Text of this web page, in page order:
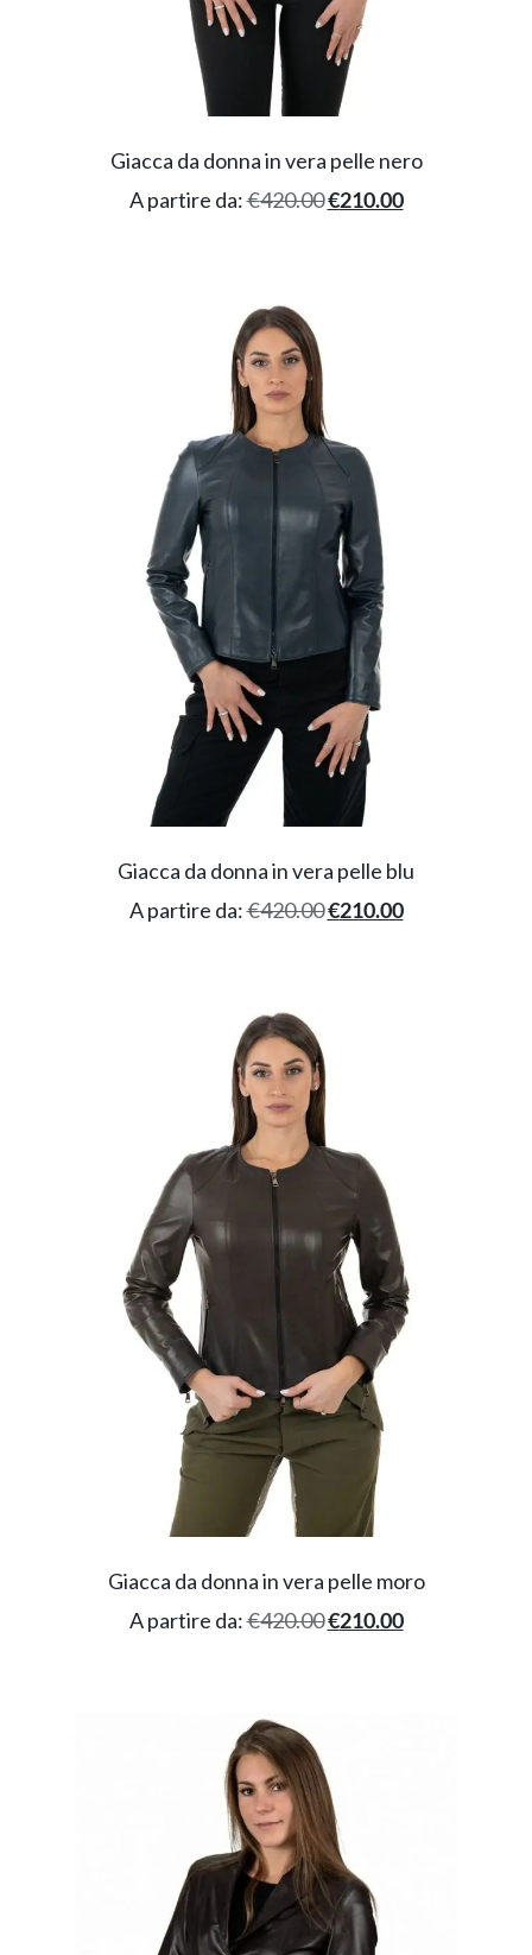
Giacca da donna in vera pelle nero
A partire da:€420.00€210.00
Giacca da donna in vera pelle blu
A partire da:€420.00€210.00
Giacca da donna in vera pelle moro
A partire da:€420.00€210.00